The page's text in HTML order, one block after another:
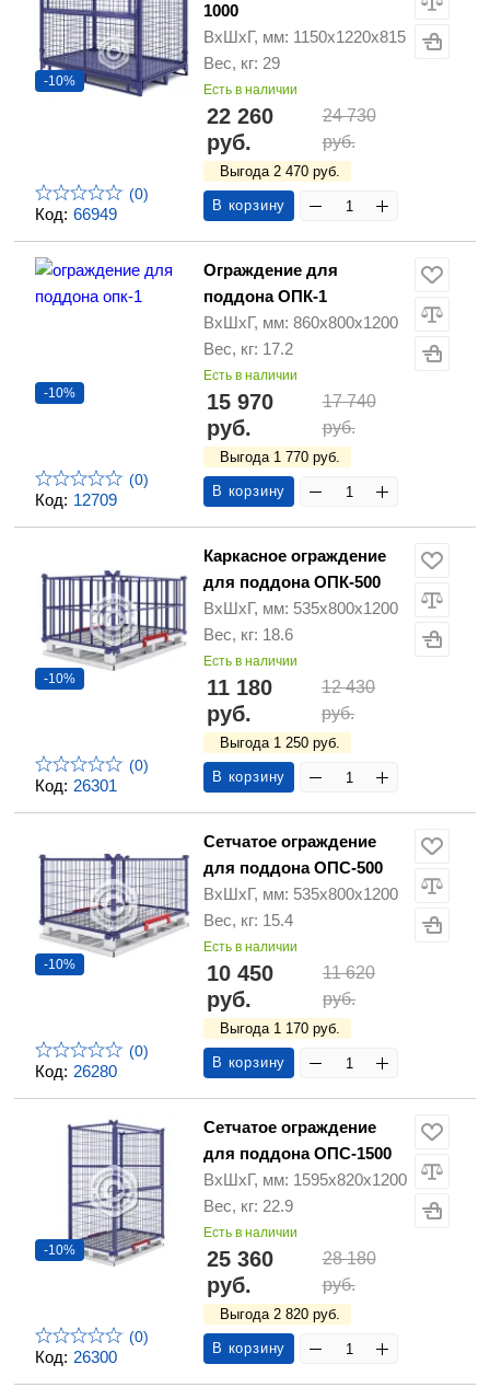
Код: 66949
-10%
(0)
1000
ВхШхГ, мм: 1150х1220х815
Вес, кг: 29
Есть в наличии
22 260
руб.
24 730
руб.
Выгода 2 470 руб.
В корзину
Код: 12709
-10%
(0)
Ограждение для
поддона ОПК-1
ВхШхГ, мм: 860х800х1200
Вес, кг: 17.2
Есть в наличии
15 970
руб.
17 740
руб.
Выгода 1 770 руб.
В корзину
Код: 26301
-10%
(0)
Каркасное ограждение
для поддона ОПК-500
ВхШхГ, мм: 535х800х1200
Вес, кг: 18.6
Есть в наличии
11 180
руб.
12 430
руб.
Выгода 1 250 руб.
В корзину
Код: 26280
-10%
(0)
Сетчатое ограждение
для поддона ОПС-500
ВхШхГ, мм: 535х800х1200
Вес, кг: 15.4
Есть в наличии
10 450
руб.
11 620
руб.
Выгода 1 170 руб.
В корзину
Код: 26300
-10%
(0)
Сетчатое ограждение
для поддона ОПС-1500
ВхШхГ, мм: 1595х820х1200
Вес, кг: 22.9
Есть в наличии
25 360
руб.
28 180
руб.
Выгода 2 820 руб.
В корзину